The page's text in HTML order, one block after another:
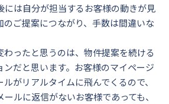
には自分が担当するお客様の動きが見
のご提案につながり、手数は間違いな
わったと思うのは、物件提案を続ける
ンだと思います。お客様のマイページ
がリアルタイムに飛んでくるので、
ルに返信がないお客様であっても、